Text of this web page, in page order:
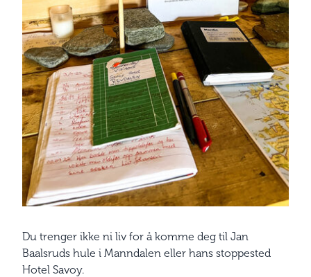
Du trenger ikke ni liv for å komme deg til Jan
Baalsruds hule i Manndalen eller hans stoppested
Hotel Savoy.